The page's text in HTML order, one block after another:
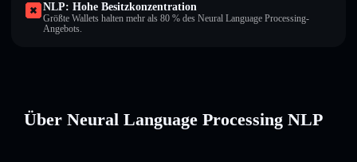
NLP: Hohe Besitzkonzentration
Größte Wallets halten mehr als 80 % des Neural Language Processing-
Angebots.
Über Neural Language Processing NLP